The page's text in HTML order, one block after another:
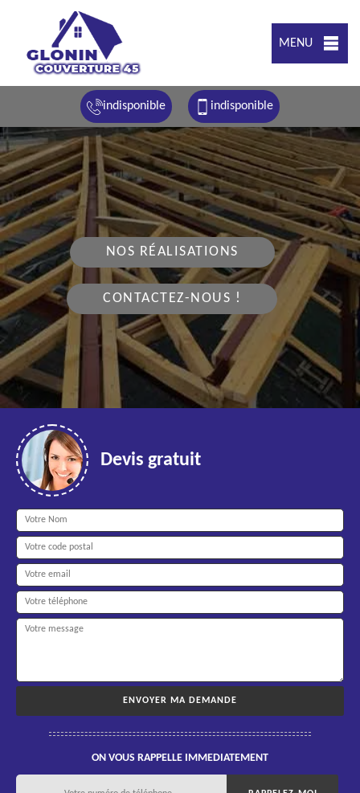
MENU
indisponible indisponible
NOS RÉALISATIONS
CONTACTEZ-NOUS !
Devis gratuit
ON VOUS RAPPELLE IMMEDIATEMENT